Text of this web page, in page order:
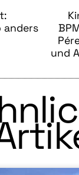
anders
und